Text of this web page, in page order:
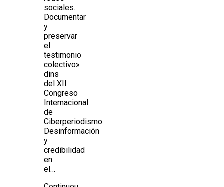
sociales.
Documentar
y
preservar
el
testimonio
colectivo»
dins
del XII
Congreso
Internacional
de
Ciberperiodismo.
Desinformación
y
credibilidad
en
el…